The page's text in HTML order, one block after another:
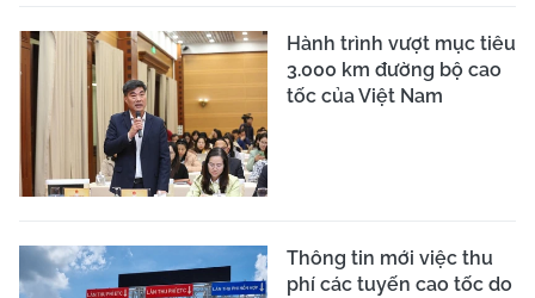
Hành trình vượt mục tiêu
3.000 km đường bộ cao
tốc của Việt Nam
Thông tin mới việc thu
phí các tuyến cao tốc do